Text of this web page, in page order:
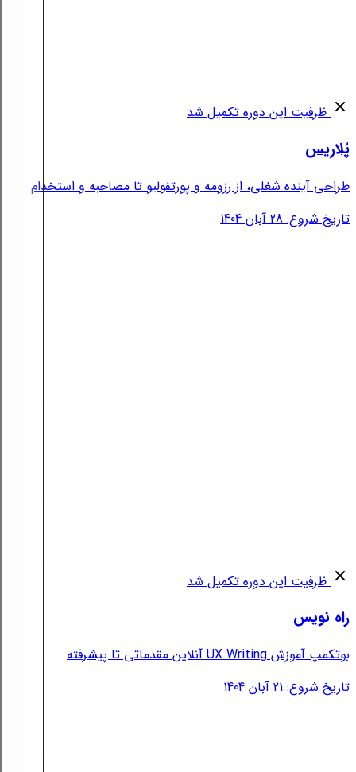
ظرفیت این دوره تکمیل شد
پُلاریس
طراحی آینده شغلی، از رزومه و پورتفولیو تا مصاحبه و استخدام
تاریخ شروع: 28 آبان 1404
ظرفیت این دوره تکمیل شد
راه نویس
بوتکمپ آموزش UX Writing آنلاین مقدماتی تا پیشرفته
تاریخ شروع: 21 آبان 1404